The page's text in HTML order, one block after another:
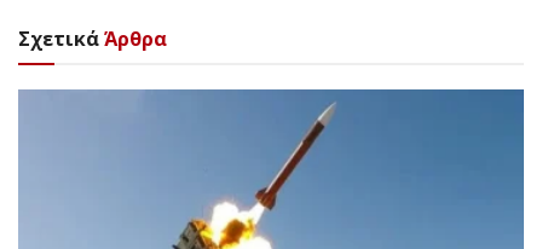
ΣχετικάΆρθρα